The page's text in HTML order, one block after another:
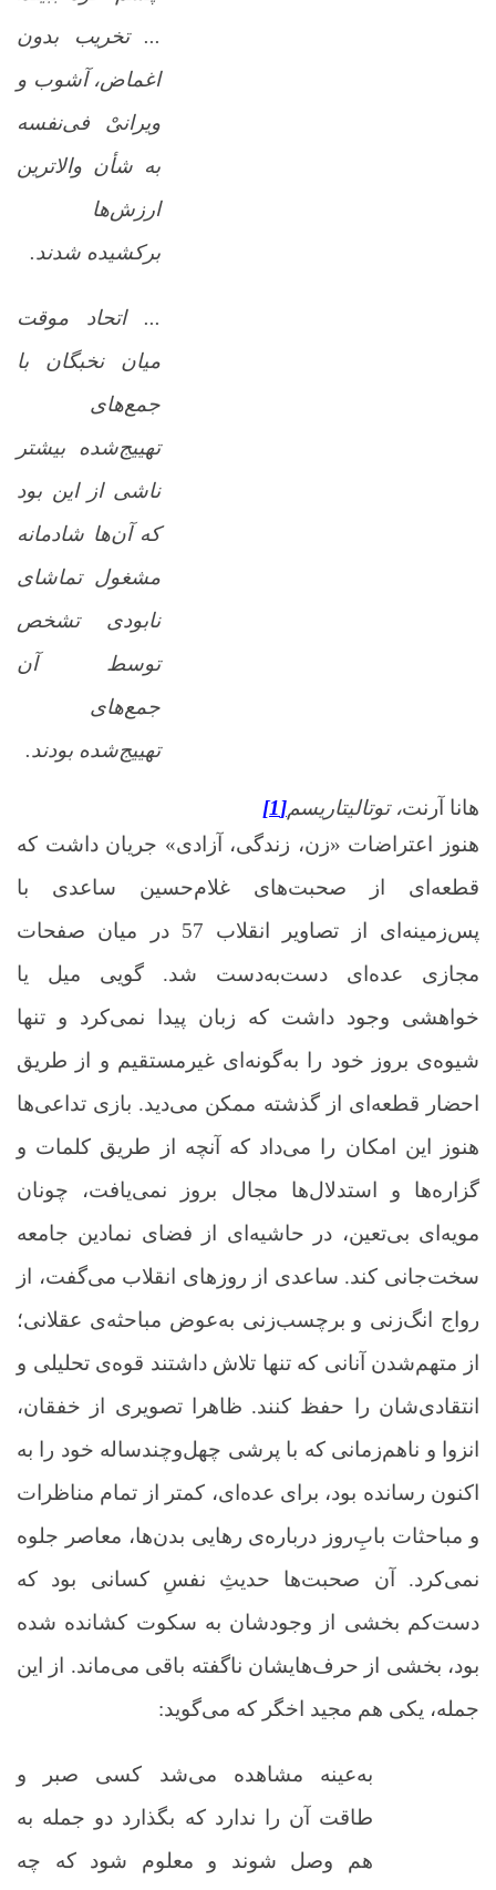
... تخریب بدون
اغماض، آشوب و
ویرانیْ فی‌نفسه
به شأن والاترین
ارزش‌ها
برکشیده شدند.
... اتحاد موقت
میان نخبگان با
جمع‌های
تهییج‌شده بیشتر
ناشی از این بود
که آن‌ها شادمانه
مشغول تماشای
نابودی تشخص
توسط آن
جمع‌های
تهییج‌شده بودند.
هانا آرنت، توتالیتاریسم[1]
هنوز اعتراضات «زن، زندگی، آزادی» جریان داشت که
قطعه‌ای از صحبت‌های غلام‌حسین ساعدی با
پس‌زمینه‌ای از تصاویر انقلاب 57 در میان صفحات
مجازی عده‌ای دست‌به‌دست شد. گویی میل یا
خواهشی وجود داشت که زبان پیدا نمی‌کرد و تنها
شیوه‌ی بروز خود را به‌گونه‌ای غیرمستقیم و از طریق
احضار قطعه‌ای از گذشته ممکن می‌دید. بازی تداعی‌ها
هنوز این امکان را می‌داد که آنچه از طریق کلمات و
گزاره‌ها و استدلال‌ها مجال بروز نمی‌یافت، چونان
مویه‌ای بی‌تعین، در حاشیه‌ای از فضای نمادین جامعه
سخت‌جانی کند. ساعدی از روزهای انقلاب می‌گفت، از
رواج انگ‌زنی و برچسب‌زنی به‌عوض مباحثه‌ی عقلانی؛
از متهم‌شدن آنانی که تنها تلاش داشتند قوه‌ی تحلیلی و
انتقادی‌شان را حفظ کنند. ظاهرا تصویری از خفقان،
انزوا و ناهم‌زمانی که با پرشی چهل‌وچندساله خود را به
اکنون رسانده بود، برای عده‌ای، کمتر از تمام مناظرات
و مباحثات بابِ‌روز درباره‌ی رهایی بدن‌ها، معاصر جلوه
نمی‌کرد. آن صحبت‌ها حدیثِ نفسِ کسانی بود که
دست‌کم بخشی از وجودشان به سکوت کشانده شده
بود، بخشی از حرف‌هایشان ناگفته باقی می‌ماند. از این
جمله، یکی هم مجید اخگر که می‌گوید:
به‌عینه مشاهده می‌شد کسی صبر و
طاقت آن را ندارد که بگذارد دو جمله به
هم وصل شوند و معلوم شود که چه